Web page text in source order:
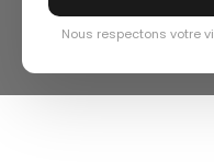
Nous respectons votre